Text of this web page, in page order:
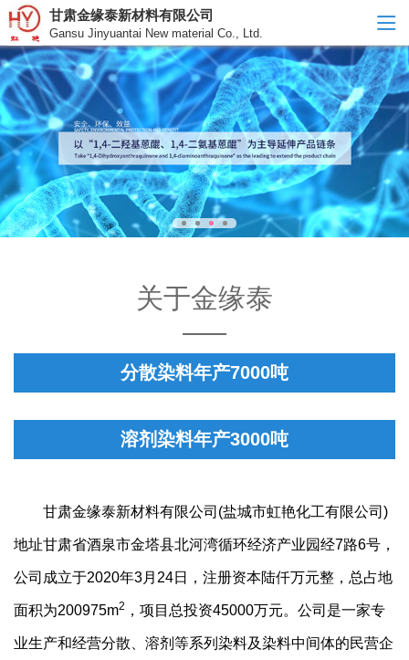
甘肃金缘泰新材料有限公司
Gansu Jinyuantai New material Co., Ltd.
关于金缘泰
分散染料年产7000吨
溶剂染料年产3000吨
甘肃金缘泰新材料有限公司(盐城市虹艳化工有限公司)
地址甘肃省酒泉市金塔县北河湾循环经济产业园经7路6号，
公司成立于2020年3月24日，注册资本陆仟万元整，总占地
面积为200975m2 ，项目总投资45000万元。公司是一家专
业生产和经营分散、溶剂等系列染料及染料中间体的民营企